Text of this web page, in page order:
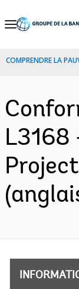
Skip
Navigation
COMPRENDRE LA
L3168